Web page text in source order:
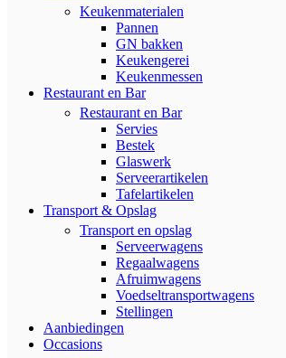
Keukenmaterialen
Pannen
GN bakken
Keukengerei
Keukenmessen
Restaurant en Bar
Restaurant en Bar
Servies
Bestek
Glaswerk
Serveerartikelen
Tafelartikelen
Transport & Opslag
Transport en opslag
Serveerwagens
Regaalwagens
Afruimwagens
Voedseltransportwagens
Stellingen
Aanbiedingen
Occasions